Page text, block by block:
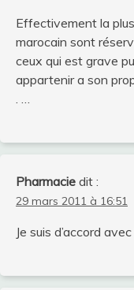
Effectivement la
marocain sont
ceux qui est grave
appartenir a son
Pharmacie dit :
29 mars 2011 à 16:51
Je suis d’accord